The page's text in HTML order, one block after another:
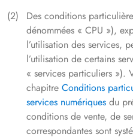
Des conditions
dénommées « CPU »),
l’utilisation des services,
l’utilisation de certains
« services particuliers »).
chapitre Conditions
services numériques du
conditions de vente, de
correspondantes sont